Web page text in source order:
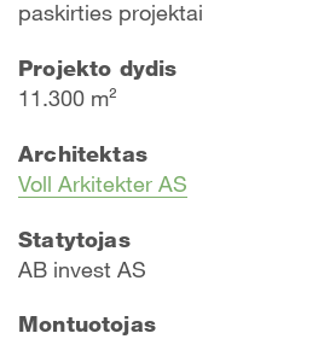
paskirties projektai
Projekto dydis
11.300 m²
Architektas
Voll Arkitekter AS
Statytojas
AB invest AS
Montuotojas